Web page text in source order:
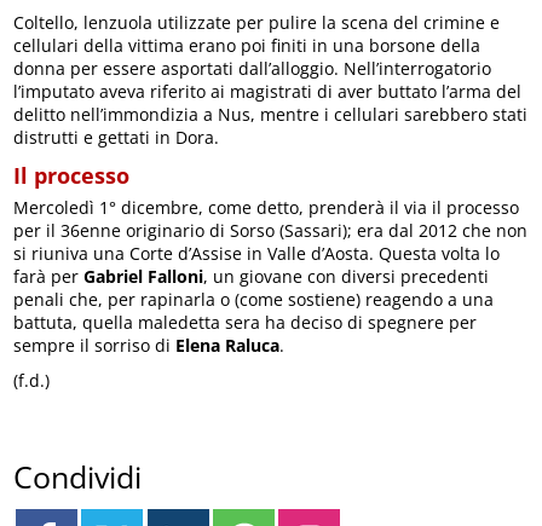
Coltello, lenzuola utilizzate per pulire la scena del crimine e
cellulari della vittima erano poi finiti in una borsone della
donna per essere asportati dall’alloggio. Nell’interrogatorio
l’imputato aveva riferito ai magistrati di aver buttato l’arma del
delitto nell’immondizia a Nus, mentre i cellulari sarebbero stati
distrutti e gettati in Dora.
Il processo
Mercoledì 1° dicembre, come detto, prenderà il via il processo
per il 36enne originario di Sorso (Sassari); era dal 2012 che non
si riuniva una Corte d’Assise in Valle d’Aosta. Questa volta lo
farà perGabriel Falloni, un giovane con diversi precedenti
penali che, per rapinarla o (come sostiene) reagendo a una
battuta, quella maledetta sera ha deciso di spegnere per
sempre il sorriso di Elena Raluca.
(f.d.)
Condividi